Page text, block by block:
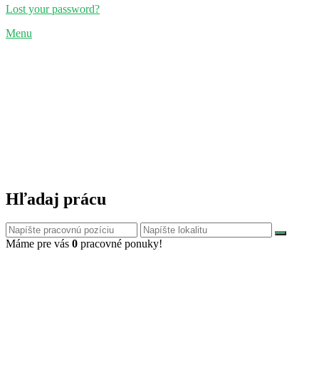
Lost your password?
Menu
Hľadaj prácu
Máme pre vás 0 pracovné ponuky!